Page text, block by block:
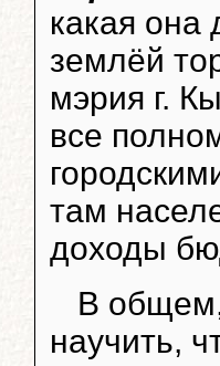
какая
землёй
мэрия г.
все
там
доходы
В общем,
научить,